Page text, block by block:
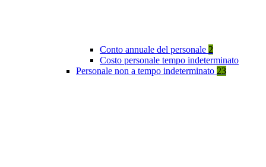
Conto annuale del personale 2
Costo personale tempo indeterminato
Personale non a tempo indeterminato 23